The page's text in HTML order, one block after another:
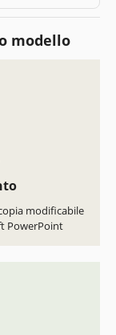
modello
modificabile
PowerPoint